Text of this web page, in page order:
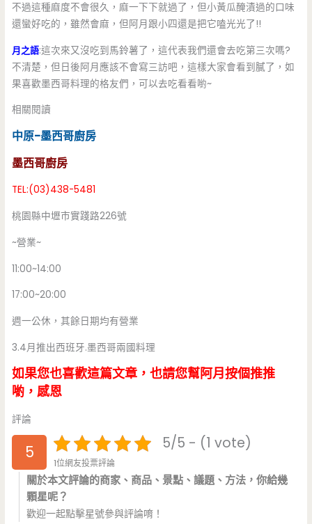
不過這種麻度不會很久，麻一下下就過了，但小黃瓜醃漬過的口味
還蠻好吃的，雖然會麻，但阿月跟小四還是把它嗑光光了!!
月之語:這次來又沒吃到馬鈴薯了，這代表我們還會去吃第三次嗎?
不清楚，但日後阿月應該不會寫三訪吧，這樣大家會看到膩了，如
果喜歡墨西哥料理的格友們，可以去吃看看喲~
相關閱讀
中原-墨西哥廚房
墨西哥廚房
TEL:(03)438-5481
桃園縣中壢市實踐路226號
~營業~
11:00~14:00
17:00~20:00
週一公休，其餘日期均有營業
3.4月推出西班牙.墨西哥兩國料理
如果您也喜歡這篇文章，也請您幫阿月按個推推
喲，感恩
評論
5 5/5 - (1 vote)
1位網友投票評論
關於本文評論的商家、商品、景點、議題、方法，你給幾
顆星呢？
歡迎一起點擊星號參與評論唷！